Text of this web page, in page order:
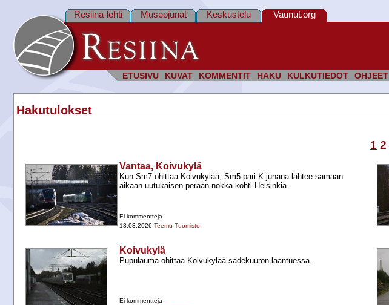
ETUSIVU KUVAT KOMMENTIT HAKU KULKUTIEDOT OHJEET
Resiina-lehti Museojunat Keskustelu Vaunut.org
Hakutulokset
1 2
Vantaa, Koivukylä
Kun Sm7 ohittaa Koivukylää, Sm5-​pari K-​junana lähtee samaan
aikaan uutukaisen perään nokka kohti Helsinkiä.
Ei kommentteja
13.03.2026 Teemu Tuomisto
Koivukylä
Pupulauma ohittaa Koivukylää sadekuuron laantuessa.
Ei kommentteja